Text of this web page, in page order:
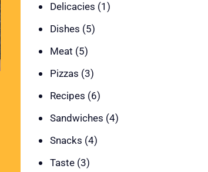
Delicacies (1)
Dishes (5)
Meat (5)
Pizzas (3)
Recipes (6)
Sandwiches (4)
Snacks (4)
Taste(3)